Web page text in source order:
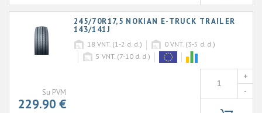
245/70R17,5 NOKIAN E-TRUCK TRAILER
143/141J
18 VNT. (1-2 d. d.) 0 VNT. (3-5 d. d.)
5 VNT. (7-10 d. d.)
Su PVM
229.90 €
+
-